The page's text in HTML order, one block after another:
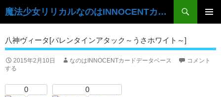
魔法少女リリカルなのはINNOCENTカードデータベース
検
索
イ
ン
テ
ン
ツ
へ
八神ヴィータ[バレンタインアタック～うさホワイト～]
2015年2月10日 なのはINNOCENTカードデータベース
コメント
する
0 0